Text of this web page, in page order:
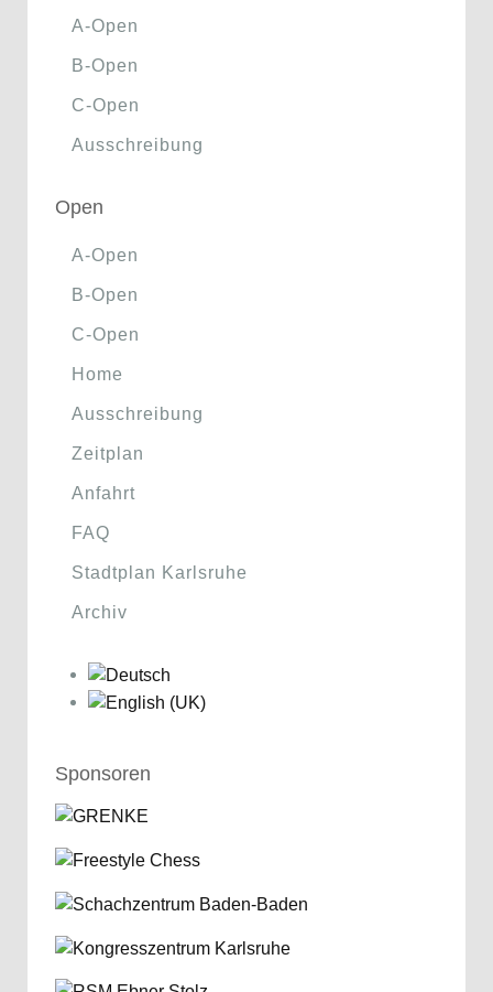
A-Open
B-Open
C-Open
Ausschreibung
Open
A-Open
B-Open
C-Open
Home
Ausschreibung
Zeitplan
Anfahrt
FAQ
Stadtplan Karlsruhe
Archiv
Sponsoren